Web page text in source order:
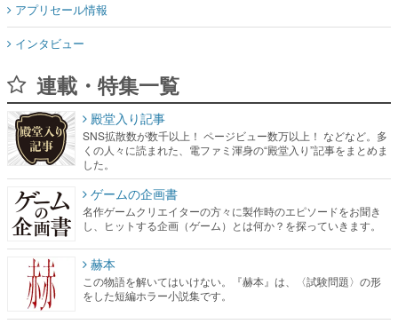
アプリセール情報
インタビュー
連載・特集一覧
殿堂入り記事
SNS拡散数が数千以上！ ページビュー数万以上！ などなど。多
くの人々に読まれた、電ファミ渾身の“殿堂入り”記事をまとめま
した。
ゲームの企画書
名作ゲームクリエイターの方々に製作時のエピソードをお聞き
し、ヒットする企画（ゲーム）とは何か？を探っていきます。
赫本
この物語を解いてはいけない。『赫本』は、〈試験問題〉の形
をした短編ホラー小説集です。